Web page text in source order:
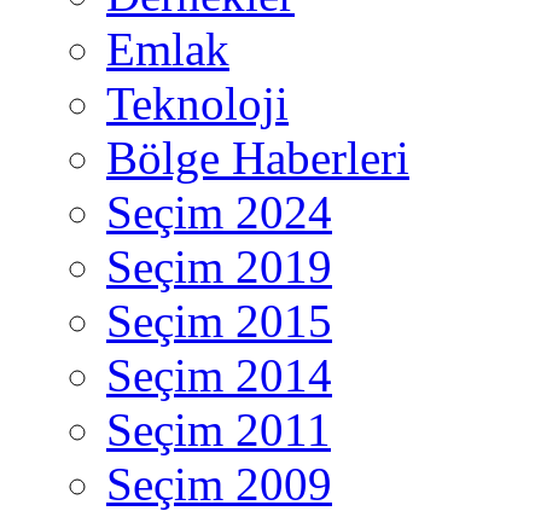
Emlak
Teknoloji
Bölge Haberleri
Seçim 2024
Seçim 2019
Seçim 2015
Seçim 2014
Seçim 2011
Seçim 2009